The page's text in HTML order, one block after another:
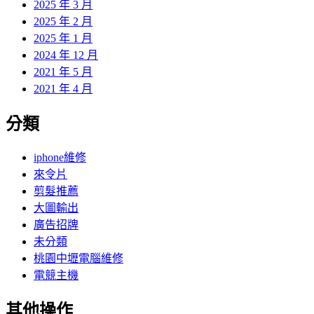
2025 年 3 月
2025 年 2 月
2025 年 1 月
2024 年 12 月
2021 年 5 月
2021 年 4 月
分類
iphone維修
來令片
剪髮推薦
大圖輸出
廣告招牌
未分類
桃園中壢電腦維修
電競主機